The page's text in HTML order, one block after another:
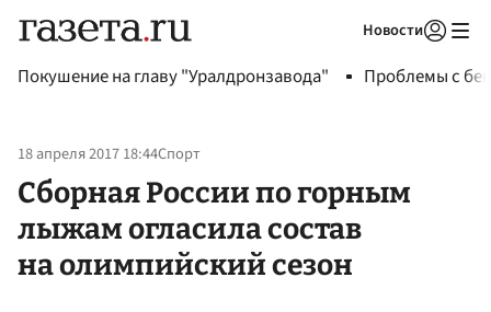
Новости
Покушение на главу "Уралдронзавода" Проблемы с
18 апреля 2017 18:44Спорт
Сборная России по горным
лыжам огласила состав
на олимпийский сезон